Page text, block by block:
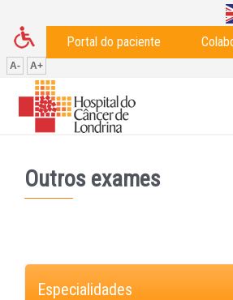
Portal do paciente
A- A+
Outros exames
Especialidades